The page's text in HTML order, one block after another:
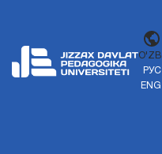
O'ZB
РУС
ENG